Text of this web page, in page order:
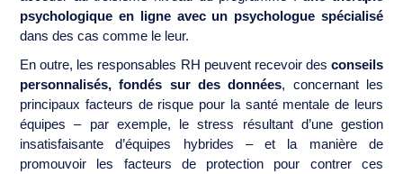
psychologique en ligne avec un psychologue spécialisé
dans des cas comme le leur.
En outre, les responsables RH peuvent recevoir des conseils
personnalisés, fondés sur des données, concernant les
principaux facteurs de risque pour la santé mentale de leurs
équipes – par exemple, le stress résultant d’une gestion
insatisfaisante d’équipes hybrides – et la manière de
promouvoir les facteurs de protection pour contrer ces